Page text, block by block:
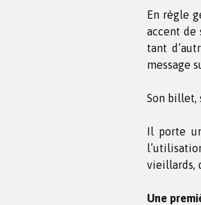
En règle
accent de
tant
message
Son billet,
Il porte
vieillards,
Une